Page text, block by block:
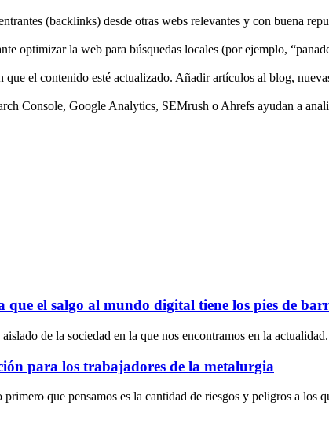
(backlinks) desde otras webs relevantes y con buena
optimizar la web para búsquedas locales (por ejemplo,
el contenido esté actualizado. Añadir artículos al blog,
Console, Google Analytics, SEMrush o Ahrefs ayudan a
el salgo al mundo digital tiene los pies de
de la sociedad en la que nos encontramos en la
para los trabajadores de la metalurgia
que pensamos es la cantidad de riesgos y peligros a los